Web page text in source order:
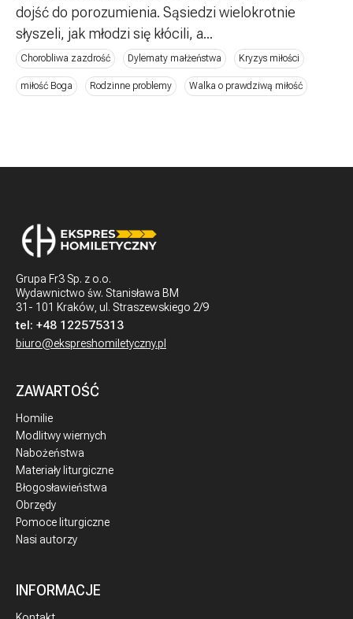
dojść do porozumienia. Sąsiedzi wielokrotnie
słyszeli, jak młodzi się kłócili, a...
Chorobliwa zazdrość Dylematy małżeństwa Kryzys miłości
miłość Boga Rodzinne problemy Walka o prawdziwą miłość
Grupa Fr3 Sp. z o.o.
Wydawnictwo św. Stanisława BM
31- 101 Kraków, ul. Straszewskiego 2/9
tel: +48 122575313
biuro@ekspreshomiletyczny.pl
ZAWARTOŚĆ
Homilie
Modlitwy wiernych
Nabożeństwa
Materiały liturgiczne
Błogosławieństwa
Obrzędy
Pomoce liturgiczne
Nasi autorzy
INFORMACJE